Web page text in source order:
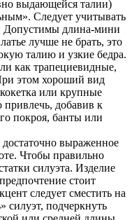
выдающейся талии)
Следует учитывать
Допустимы длина-мини
лучше не брать, это
талию и узкие бедра.
как трапециевидные,
этом хороший вид
или крупные
добавив к
покроя, банты или
достаточно выраженное
Чтобы правильно
силуэта. Изделие
стоит
следует сместить на
силуэт, подчеркнуть